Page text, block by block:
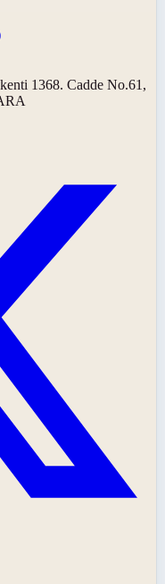
1368. Cadde No.61,